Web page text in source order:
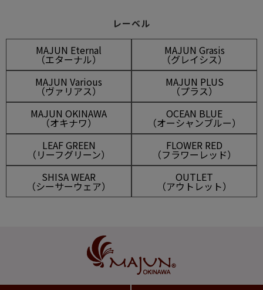
レーベル
MAJUN Eternal
（エターナル）
MAJUN Grasis
（グレイシス）
MAJUN Various
（ヴァリアス）
MAJUN PLUS
（プラス）
MAJUN OKINAWA
（オキナワ）
OCEAN BLUE
（オーシャンブルー）
LEAF GREEN
（リーフグリーン）
FLOWER RED
（フラワーレッド）
SHISA WEAR
（シーサーウェア）
OUTLET
（アウトレット）